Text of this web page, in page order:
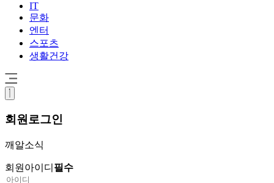
IT
문화
엔터
스포츠
생활건강
회원 로그인
깨알소식
회원아이디 필수